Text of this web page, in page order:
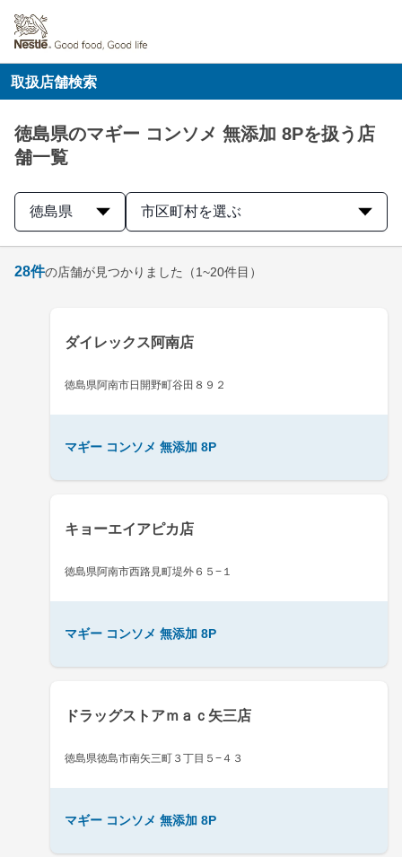
取扱店舗検索
徳島県のマギー コンソメ 無添加 8Pを扱う店
舗一覧
徳島県 市区町村を選ぶ
28件の店舗が見つかりました （1~20件目）
ダイレックス阿南店
徳島県阿南市日開野町谷田８９２
マギー コンソメ 無添加 8P
キョーエイアピカ店
徳島県阿南市西路見町堤外６５−１
マギー コンソメ 無添加 8P
ドラッグストアｍａｃ矢三店
徳島県徳島市南矢三町３丁目５−４３
マギー コンソメ 無添加 8P